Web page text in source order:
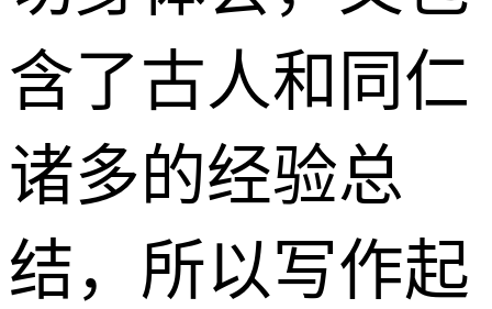
含了古人和同仁
诸多的经验总
结，所以写作起